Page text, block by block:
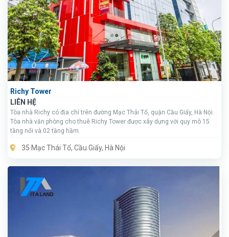
Richy Tower
LIÊN HỆ
Tòa nhà Richy có địa chỉ trên đường Mạc Thái Tổ, quận Cầu Giấy, Hà Nội.
Tòa nhà văn phòng cho thuê Richy Tower được xây dựng với quy mô 15
tầng nổi và 02 tầng hầm.
35 Mạc Thái Tổ, Cầu Giấy, Hà Nội